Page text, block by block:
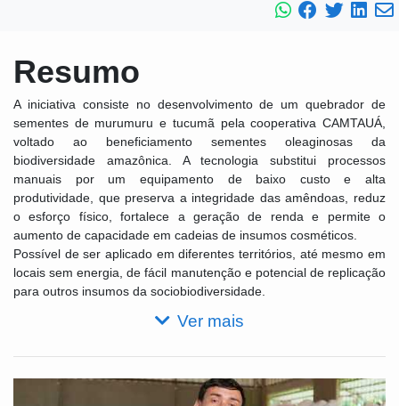
Resumo
A iniciativa consiste no desenvolvimento de um quebrador de
sementes de murumuru e tucumã pela cooperativa CAMTAUÁ,
voltado ao beneficiamento sementes oleaginosas da
biodiversidade amazônica. A tecnologia substitui processos
manuais por um equipamento de baixo custo e alta
produtividade, que preserva a integridade das amêndoas, reduz
o esforço físico, fortalece a geração de renda e permite o
aumento de capacidade em cadeias de insumos cosméticos.
Possível de ser aplicado em diferentes territórios, até mesmo em
locais sem energia, de fácil manutenção e potencial de replicação
para outros insumos da sociobiodiversidade.
Ver mais